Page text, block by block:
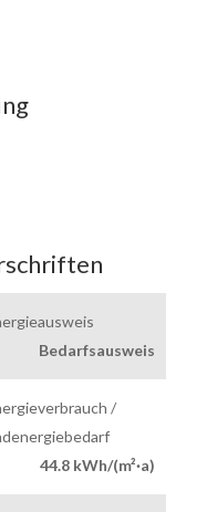
Bedarfsausweis
/
44.8 kWh/(m²·a)